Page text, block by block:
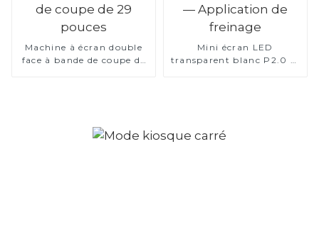
Machine à écran double
face à bande de coupe de
Mini écran LED
transparent blanc P2.0 —